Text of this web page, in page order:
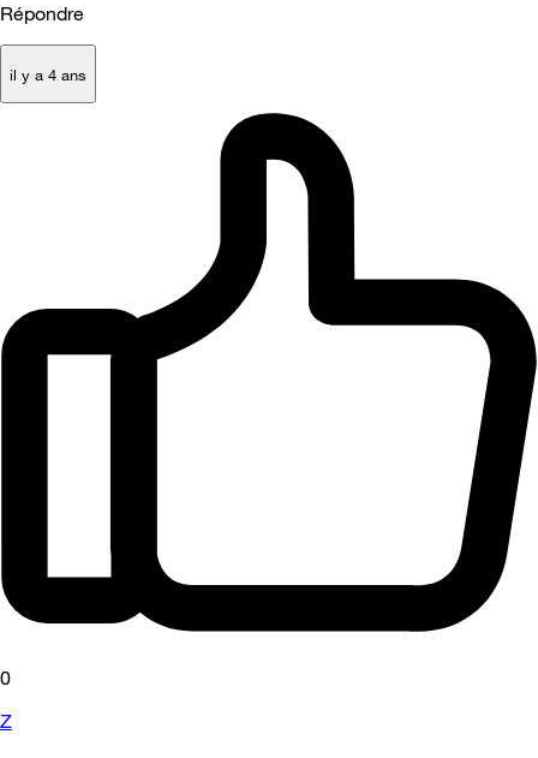
Répondre
il y a 4 ans
0
Z